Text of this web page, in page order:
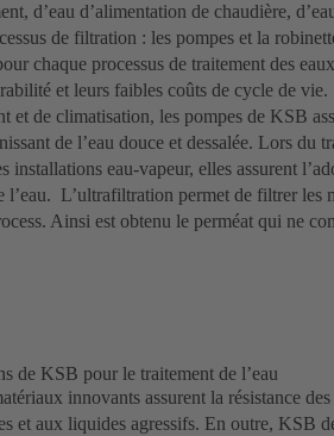
d’eau d’alimentation de chaudière,
de filtration : les pompes et la
chaque processus de traitement des
et leurs faibles coûts de cycle de vie.
et de climatisation, les pompes de KSB
de l’eau douce et dessalée. Lors du
installations eau-vapeur, elles assurent
l’eau. L’ultrafiltration permet de filtrer les
Ainsi est obtenu le perméat qui ne
de KSB pour le traitement de l’eau
innovants assurent la résistance
et aux liquides agressifs. En outre, KSB